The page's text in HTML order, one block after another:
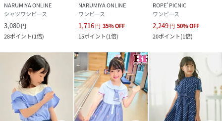
NARUMIYA ONLINE
シャツワンピース
3,080円
28ポイント(1倍)
NARUMIYA ONLINE
ワンピース
1,716円 35%OFF
15ポイント(1倍)
ROPE' PICNIC
ワンピース
2,249円 50%OFF
20ポイント(1倍)